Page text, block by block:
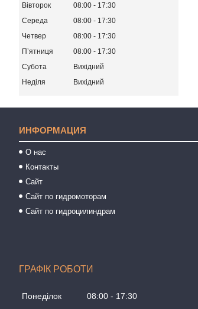
Вівторок
08:00
17:30
Середа
08:00
17:30
Четвер
08:00
17:30
Пʼятниця
08:00
17:30
Субота
Вихідний
Неділя
Вихідний
ИНФОРМАЦИЯ
О нас
Контакты
Сайт
Сайт по гидромоторам
Сайт по гидроцилиндрам
ГРАФІК РОБОТИ
Понеділок 08:00
17:30